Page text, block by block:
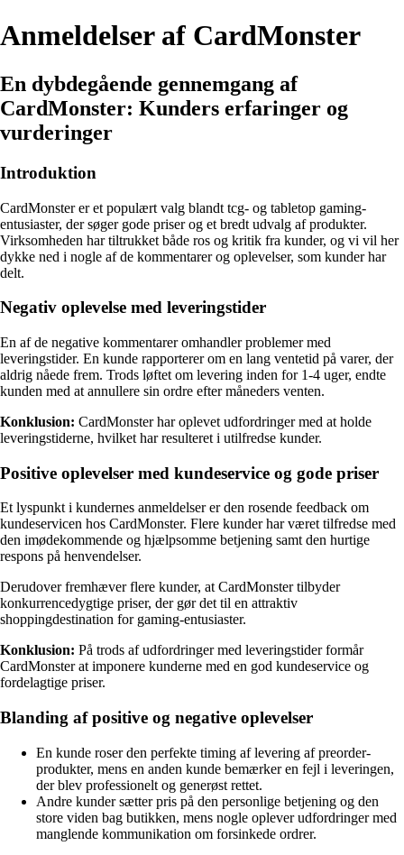
Anmeldelser af CardMonster
En dybdegående gennemgang af
CardMonster: Kunders erfaringer og
vurderinger
Introduktion
CardMonster er et populært valg blandt tcg- og tabletop gaming-
entusiaster, der søger gode priser og et bredt udvalg af produkter.
Virksomheden har tiltrukket både ros og kritik fra kunder, og vi vil her
dykke ned i nogle af de kommentarer og oplevelser, som kunder har
delt.
Negativ oplevelse med leveringstider
En af de negative kommentarer omhandler problemer med
leveringstider. En kunde rapporterer om en lang ventetid på varer, der
aldrig nåede frem. Trods løftet om levering inden for 1-4 uger, endte
kunden med at annullere sin ordre efter måneders venten.
Konklusion: CardMonster har oplevet udfordringer med at holde
leveringstiderne, hvilket har resulteret i utilfredse kunder.
Positive oplevelser med kundeservice og gode priser
Et lyspunkt i kundernes anmeldelser er den rosende feedback om
kundeservicen hos CardMonster. Flere kunder har været tilfredse med
den imødekommende og hjælpsomme betjening samt den hurtige
respons på henvendelser.
Derudover fremhæver flere kunder, at CardMonster tilbyder
konkurrencedygtige priser, der gør det til en attraktiv
shoppingdestination for gaming-entusiaster.
Konklusion: På trods af udfordringer med leveringstider formår
CardMonster at imponere kunderne med en god kundeservice og
fordelagtige priser.
Blanding af positive og negative oplevelser
En kunde roser den perfekte timing af levering af preorder-
produkter, mens en anden kunde bemærker en fejl i leveringen,
der blev professionelt og generøst rettet.
Andre kunder sætter pris på den personlige betjening og den
store viden bag butikken, mens nogle oplever udfordringer med
manglende kommunikation om forsinkede ordrer.